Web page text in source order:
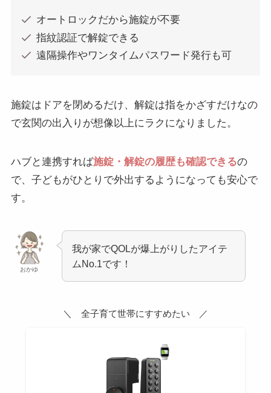
オートロックだから施錠が不要
指紋認証で解錠できる
遠隔操作やワンタイムパスワード発行も可
施錠はドアを閉めるだけ、解錠は指をかざすだけなの
で玄関の出入りが想像以上にラクになりました。
ハブと連携すれば施錠・解錠の履歴も確認できるの
で、子どもがひとりで外出するようになっても安心で
す。
おかゆ
我が家でQOLが爆上がりしたアイテ
ムNo.1です！
＼ 全子育て世帯にすすめたい ／